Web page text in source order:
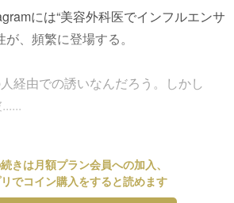
には“美容外科医でインフルエンサ
、頻繁に登場する。
経由での誘いなんだろう。しかし
きは月額プラン会員への加入、
でコイン購入をすると読めます